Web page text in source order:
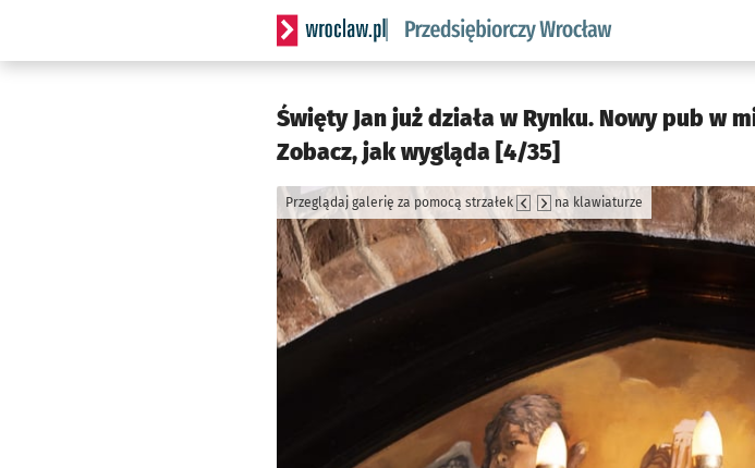
Serwis informacyjny wroclaw.pl podserwis: Strategia
Święty Jan już działa w Rynku. Nowy pub w
Zobacz, jak wygląda [4/35]
Przeglądaj galerię za pomocą strzałek na klawiaturze